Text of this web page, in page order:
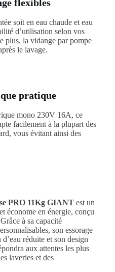
flexibles
soit en eau chaude et eau
d’utilisation selon vos
plus, la vidange par pompe
le lavage.
pratique
mono 230V 16A, ce
facilement à la plupart des
vous évitant ainsi des
PRO 11Kg GIANTest un
économe en énergie, conçu
à sa capacité
son essorage
réduite et son design
aux attentes les plus
laveries et des